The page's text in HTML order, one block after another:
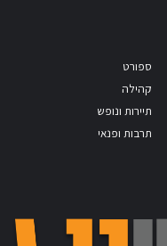
ספורט
קהילה
תיירות ונופש
תרבות ופנאי